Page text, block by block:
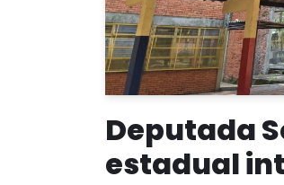
Deputada
estadual